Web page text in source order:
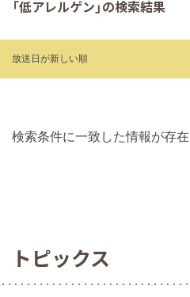
「低アレルゲン」の検索結果
放送日が新しい順
検索条件に一致した情報が存在
トピックス